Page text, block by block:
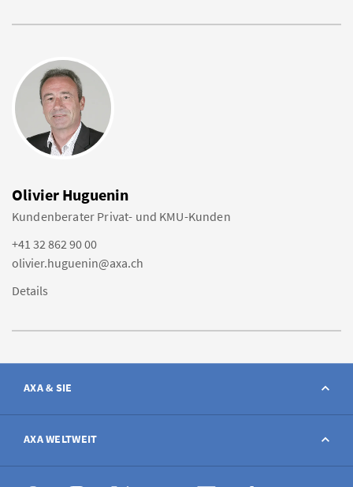
Olivier Huguenin
Kundenberater Privat- und KMU-Kunden
+41 32 862 90 00
olivier.huguenin@axa.ch
Details
AXA & SIE
Kontakt
Schaden melden
AXA WELTWEIT